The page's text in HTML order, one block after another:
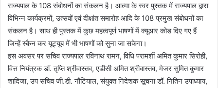
राज्यपाल के 108 संबोधनों का संकलन है। आत्मा के स्वर पुस्तक में राज्यपाल द्वारा
विभिन्न कार्यक्रमों, उत्सवों एवं दीक्षांत समारोह आदि के 108 प्रमुख संबोधनों का
संकलन है। साथ ही पुस्तक में कुछ महत्वपूर्ण भाषणों में क्यूआर कोड दिए गए हैं
जिन्हें स्कैन कर यूट्यूब में भी भाषणों को सुना जा सकेगा।
इस अवसर पर सचिव राज्यपाल रविनाथ रामन, विधि परामर्शी अमित कुमार सिरोही,
वित्त नियंत्रक डॉ. तृप्ति श्रीवास्तव, एडीसी अमित श्रीवास्तव, मेजर सुमित कुमार
शादिजा, उप सचिव जी.डी. नौटियाल, संयुक्त निदेशक सूचना डॉ. नितिन उपाध्याय,